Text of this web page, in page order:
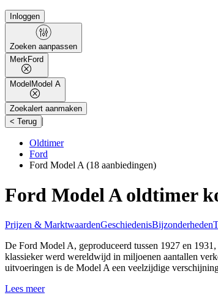
Inloggen
Zoeken aanpassen
MerkFord
ModelModel A
Zoekalert aanmaken
< Terug |
Oldtimer
Ford
Ford Model A (18 aanbiedingen)
Ford Model A oldtimer
Prijzen & MarktwaardenGeschiedenisBijzonderheden
De Ford Model A, geproduceerd tussen 1927 en
klassieker werd wereldwijd in miljoenen aantallen
uitvoeringen is de Model A een veelzijdige
Lees meer